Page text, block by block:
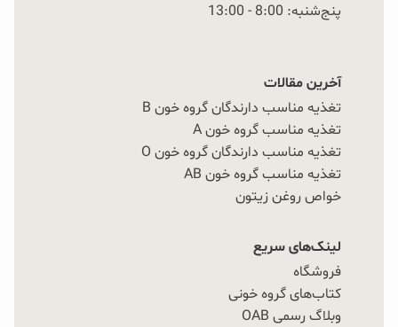
پنج‌شنبه: 8:00 - 13:00
آخرین مقالات
تغذیه مناسب دارندگان گروه خون B
تغذیه مناسب گروه خون A
تغذیه مناسب دارندگان گروه خون O
تغذیه مناسب گروه خون AB
خواص روغن زیتون
لینک‌های سریع
فروشگاه
کتاب‌های گروه خونی
وبلاگ رسمی OAB